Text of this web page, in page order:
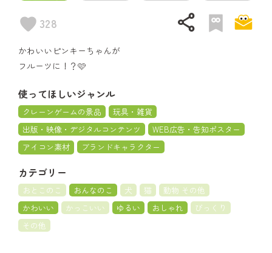
328 share
かわいいピンキーちゃんが
フルーツに！？🩷
使ってほしいジャンル
クレーンゲームの景品
玩具・雑貨
出版・映像・デジタルコンテンツ
WEB広告・告知ポスター
アイコン素材
ブランドキャラクター
カテゴリー
おとこのこ おんなのこ 犬 猫
動物 その他
かわいい
かっこいい ゆるい おしゃれ
びっくり
その他